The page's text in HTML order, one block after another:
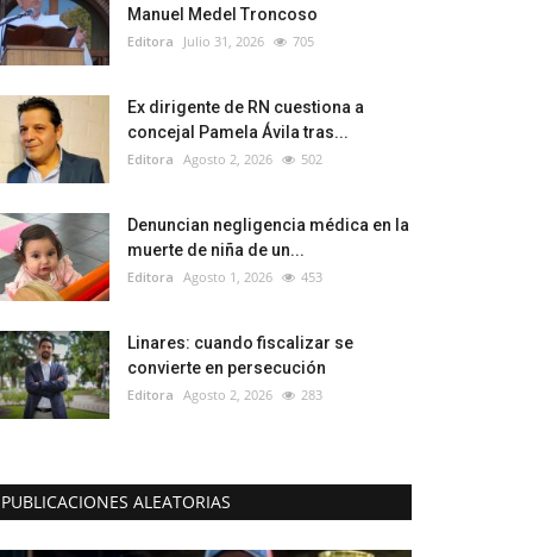
Manuel Medel Troncoso
Editora Julio 31, 2026 705
Ex dirigente de RN cuestiona a
concejal Pamela Ávila tras...
Editora Agosto 2, 2026 502
Denuncian negligencia médica en la
muerte de niña de un...
Editora Agosto 1, 2026 453
Linares: cuando fiscalizar se
convierte en persecución
Editora Agosto 2, 2026 283
PUBLICACIONES ALEATORIAS